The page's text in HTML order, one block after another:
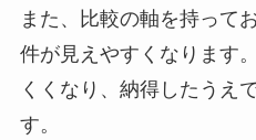
また、比較の軸を持って
件が見えやすくなります
くくなり、納得したうえ
す。